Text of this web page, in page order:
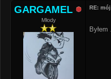
GARGAMEL
Młody
RE: mój